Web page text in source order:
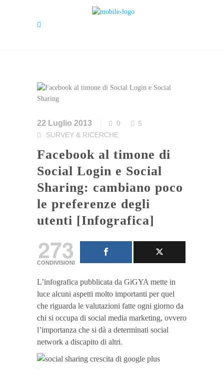
22 Luglio 2013 0
5
SURVEY & RICERCHE
Facebook al timone di
Social Login e Social
Sharing: cambiano poco
le preferenze degli
utenti [Infografica]
273
CONDIVISIONI
L’infografica pubblicata da GiGYA mette in
luce alcuni aspetti molto importanti per quel
che riguarda le valutazioni fatte ogni giorno da
chi si occupa di social media marketing, ovvero
l’importanza che si dà a determinati social
network a discapito di altri.